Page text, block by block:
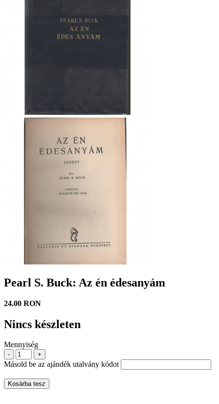
Pearl S. Buck: Az én édesanyám
24.00 RON
Nincs készleten
Mennyiség
- +
Másold be az ajándék utalvány kódot
Kosárba tesz